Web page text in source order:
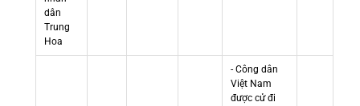
dân
Trung
Hoa
- Công dân
Việt Nam
được cử đi